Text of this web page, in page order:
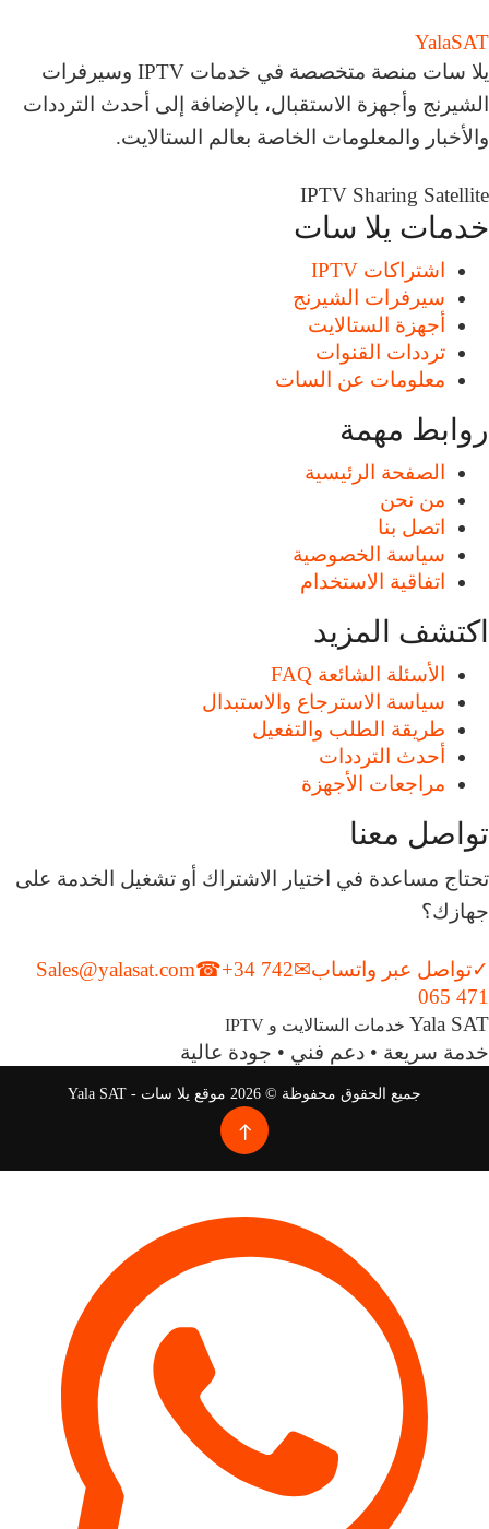
YalaSAT
يلا سات منصة متخصصة في خدمات IPTV وسيرفرات
الشيرنج وأجهزة الاستقبال، بالإضافة إلى أحدث الترددات
والأخبار والمعلومات الخاصة بعالم الستالايت.
IPTV Sharing Satellite
خدمات يلا سات
اشتراكات IPTV
سيرفرات الشيرنج
أجهزة الستالايت
ترددات القنوات
معلومات عن السات
روابط مهمة
الصفحة الرئيسية
من نحن
اتصل بنا
سياسة الخصوصية
اتفاقية الاستخدام
اكتشف المزيد
الأسئلة الشائعة FAQ
سياسة الاسترجاع والاستبدال
طريقة الطلب والتفعيل
أحدث الترددات
مراجعات الأجهزة
تواصل معنا
تحتاج مساعدة في اختيار الاشتراك أو تشغيل الخدمة على
جهازك؟
✓تواصل عبر واتساب✉
Sales@yalasat.com☎+34 742
065 471
Yala SAT خدمات الستالايت و IPTV
خدمة سريعة • دعم فني • جودة عالية
جميع الحقوق محفوظة © 2026 موقع يلا سات - Yala SAT